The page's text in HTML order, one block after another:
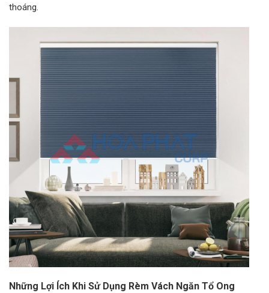
thoáng.
Những Lợi Ích Khi Sử Dụng Rèm Vách Ngăn Tổ Ong